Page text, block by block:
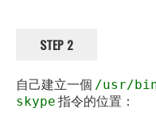
STEP 2
自己建立一個 /usr/
skype 指令的位置：